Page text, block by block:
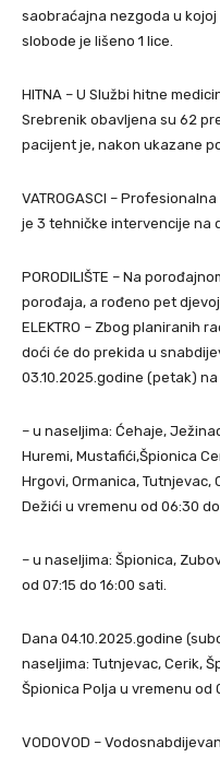
saobraćajna nezgoda u
slobode je lišeno 1 lice.
HITNA – U Službi hitne
Srebrenik obavljena su 62
pacijent je, nakon ukazane
VATROGASCI –
je 3 tehničke intervencije na
PORODILIŠTE – Na
porođaja, a rođeno pet
ELEKTRO – Zbog planiranih
doći će do prekida u
03.10.2025.godine (petak)
– u naseljima: Ćehaje,
Huremi, Mustafići,Špionica
Hrgovi, Ormanica, Tutnjevac,
Dežići u vremenu od 06:30
– u naseljima: Špionica,
od 07:15 do 16:00 sati.
Dana 04.10.2025.godine
naseljima: Tutnjevac, Cerik,
Špionica Polja u vremenu od
VODOVOD –